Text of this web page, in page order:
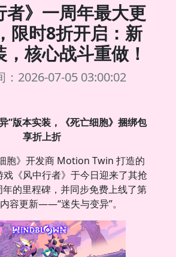
者》一周年最大更
限时8折开启：新
核心战斗重做！
：2026-07-05 03:00:02
”版本实装，《死亡细胞》捆绑包
享折上折
胞》开发商 Motion Twin 打造的
《风中行者》于今日迎来了其抢
年的里程碑，并同步免费上线了第
容更新——“迷失与变异”。